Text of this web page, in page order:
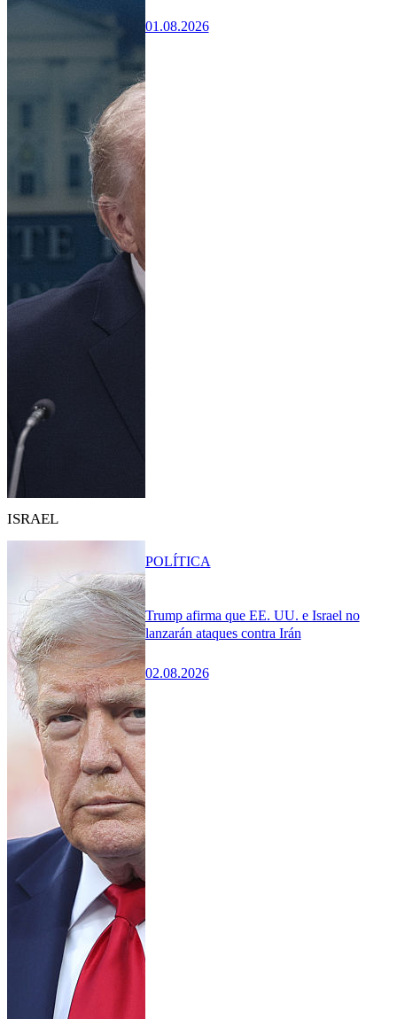
01.08.2026
ISRAEL
Trump afirma que EE. UU. e Israel no
lanzarán ataques contra Irán
02.08.2026
POLÍTICA